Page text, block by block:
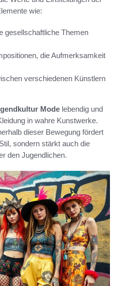
wie:
gesellschaftliche Themen
die Aufmerksamkeit
verschiedenen Künstlern
Mode lebendig und
in wahre Kunstwerke.
dieser Bewegung fördert
sondern stärkt auch die
den Jugendlichen.